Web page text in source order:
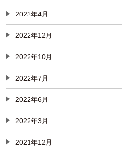
2023年4月
2022年12月
2022年10月
2022年7月
2022年6月
2022年3月
2021年12月